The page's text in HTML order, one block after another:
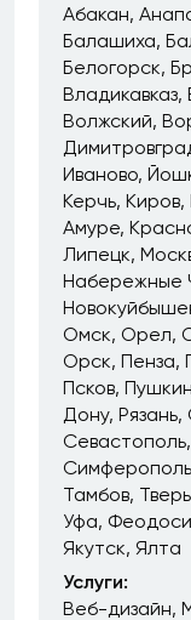
Абакан
Балашиха
Белогорск
Владикавказ
Волжский
Иваново
Керчь Киров
Амуре
Липецк
Набережные
Омск Орел
Орск Пенза
Псков
Дону Рязань
Севастополь
Симферополь
Тамбов Тверь
Уфа
Якутск Ялта
Услуги:
Веб-дизайн